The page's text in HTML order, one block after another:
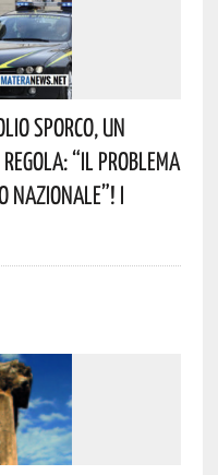
Sporco, Un
Regola: “il Problema
Nazionale”! I